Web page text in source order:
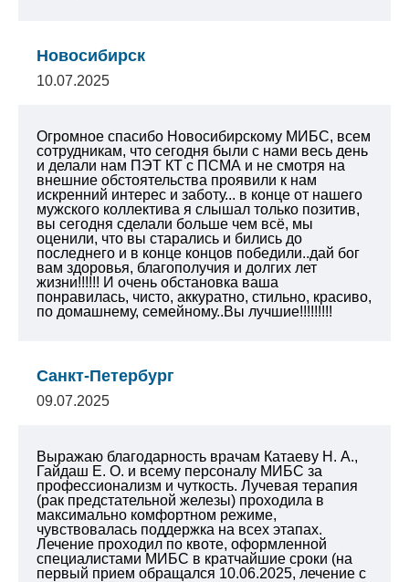
Новосибирск
10.07.2025
Огромное спасибо Новосибирскому МИБС, всем
сотрудникам, что сегодня были с нами весь день
и делали нам ПЭТ КТ с ПСМА и не смотря на
внешние обстоятельства проявили к нам
искренний интерес и заботу... в конце от нашего
мужского коллектива я слышал только позитив,
вы сегодня сделали больше чем всё, мы
оценили, что вы старались и бились до
последнего и в конце концов победили..дай бог
вам здоровья, благополучия и долгих лет
жизни!!!!!! И очень обстановка ваша
понравилась, чисто, аккуратно, стильно, красиво,
по домашнему, семейному..Вы лучшие!!!!!!!!!
Санкт-Петербург
09.07.2025
Выражаю благодарность врачам Катаеву Н. А.,
Гайдаш Е. О. и всему персоналу МИБС за
профессионализм и чуткость. Лучевая терапия
(рак предстательной железы) проходила в
максимально комфортном режиме,
чувствовалась поддержка на всех этапах.
Лечение проходил по квоте, оформленной
специалистами МИБС в кратчайшие сроки (на
первый прием обращался 10.06.2025, лечение с